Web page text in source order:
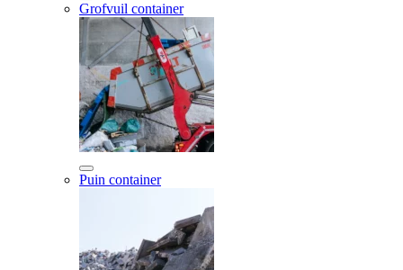
Grofvuil container
Puin container